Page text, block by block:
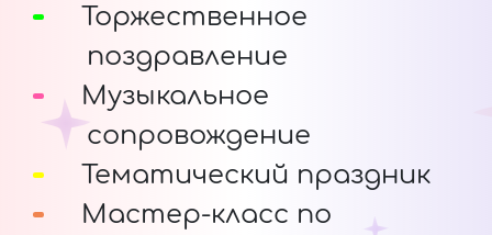
Торжественное
поздравление
Музыкальное
сопровождение
Тематический праздник
Мастер-класс по